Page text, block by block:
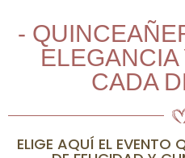
-
ELEGANCIA
CADA
ELIGE AQUÍ EL EVENTO